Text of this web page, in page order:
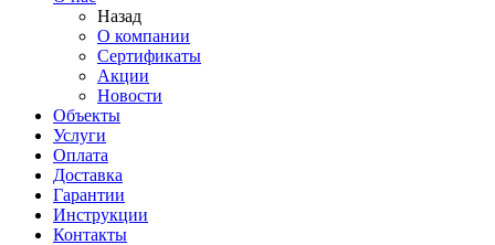
Назад
О компании
Сертификаты
Акции
Новости
Объекты
Услуги
Оплата
Доставка
Гарантии
Инструкции
Контакты